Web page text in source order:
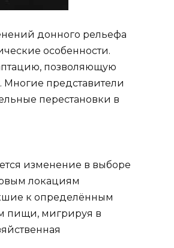
донного рельефа
особенности.
позволяющую
Многие представители
перестановки в
изменение в выборе
локациям
к определённым
пищи, мигрируя в